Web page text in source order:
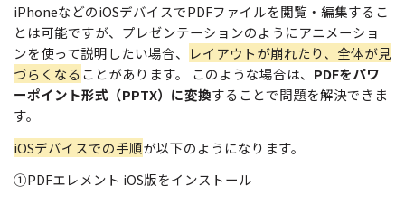
iPhoneなどのiOSデバイスでPDFファイルを閲覧・編集するこ
とは可能ですが、プレゼンテーションのようにアニメーショ
ンを使って説明したい場合、
レイアウトが崩れたり、全体が見
づらくなることがあります。 このような場合は、 PDFをパワ
ーポイント形式（PPTX）に変換することで問題を解決できま
す。
iOSデバイスでの手順が以下のようになります。
①PDFエレメント iOS版をインストール